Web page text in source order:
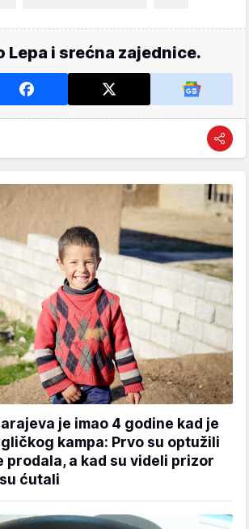
Lepa i srećna zajednice.
je imao 4 godine kad je
kampa: Prvo su optužili
prodala, a kad su videli prizor
ćutali